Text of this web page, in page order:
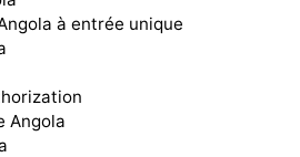
à entrée unique
Angola